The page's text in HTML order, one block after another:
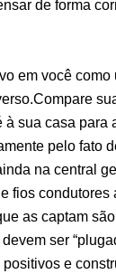
de forma
em você
à sua casa para
pelo fato
na central
fios
as captam
ser
e